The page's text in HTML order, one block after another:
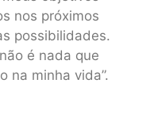
nos próximos
possibilidades.
é nada que
na minha vida”.